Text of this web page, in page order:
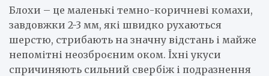
Блохи – це маленькі темно-коричневі комахи,
завдовжки 2-3 мм, які швидко рухаються
шерстю, стрибають на значну відстань і майже
непомітні неозброєним оком. Їхні укуси
спричиняють сильний свербіж і подразнення